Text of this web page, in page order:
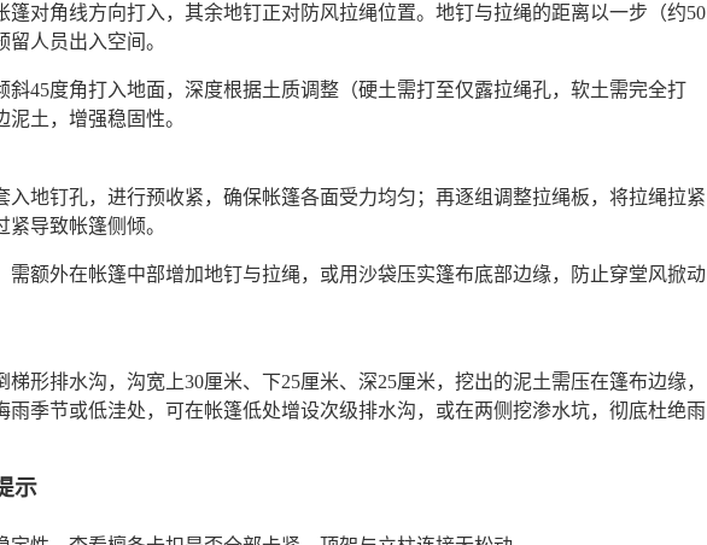
篷对角线方向打入，其余地钉正对防风拉绳位置。地钉与拉绳的距离以一步（约50
人员出入空间。
斜45度角打入地面，深度根据土质调整（硬土需打至仅露拉绳孔，软土需完全打
土，增强稳固性。
入地钉孔，进行预收紧，确保帐篷各面受力均匀；再逐组调整拉绳板，将拉绳拉紧
导致帐篷侧倾。
需额外在帐篷中部增加地钉与拉绳，或用沙袋压实篷布底部边缘，防止穿堂风掀动
形排水沟，沟宽上30厘米、下25厘米、深25厘米，挖出的泥土需压在篷布边缘，
雨季节或低洼处，可在帐篷低处增设次级排水沟，或在两侧挖渗水坑，彻底杜绝雨
示